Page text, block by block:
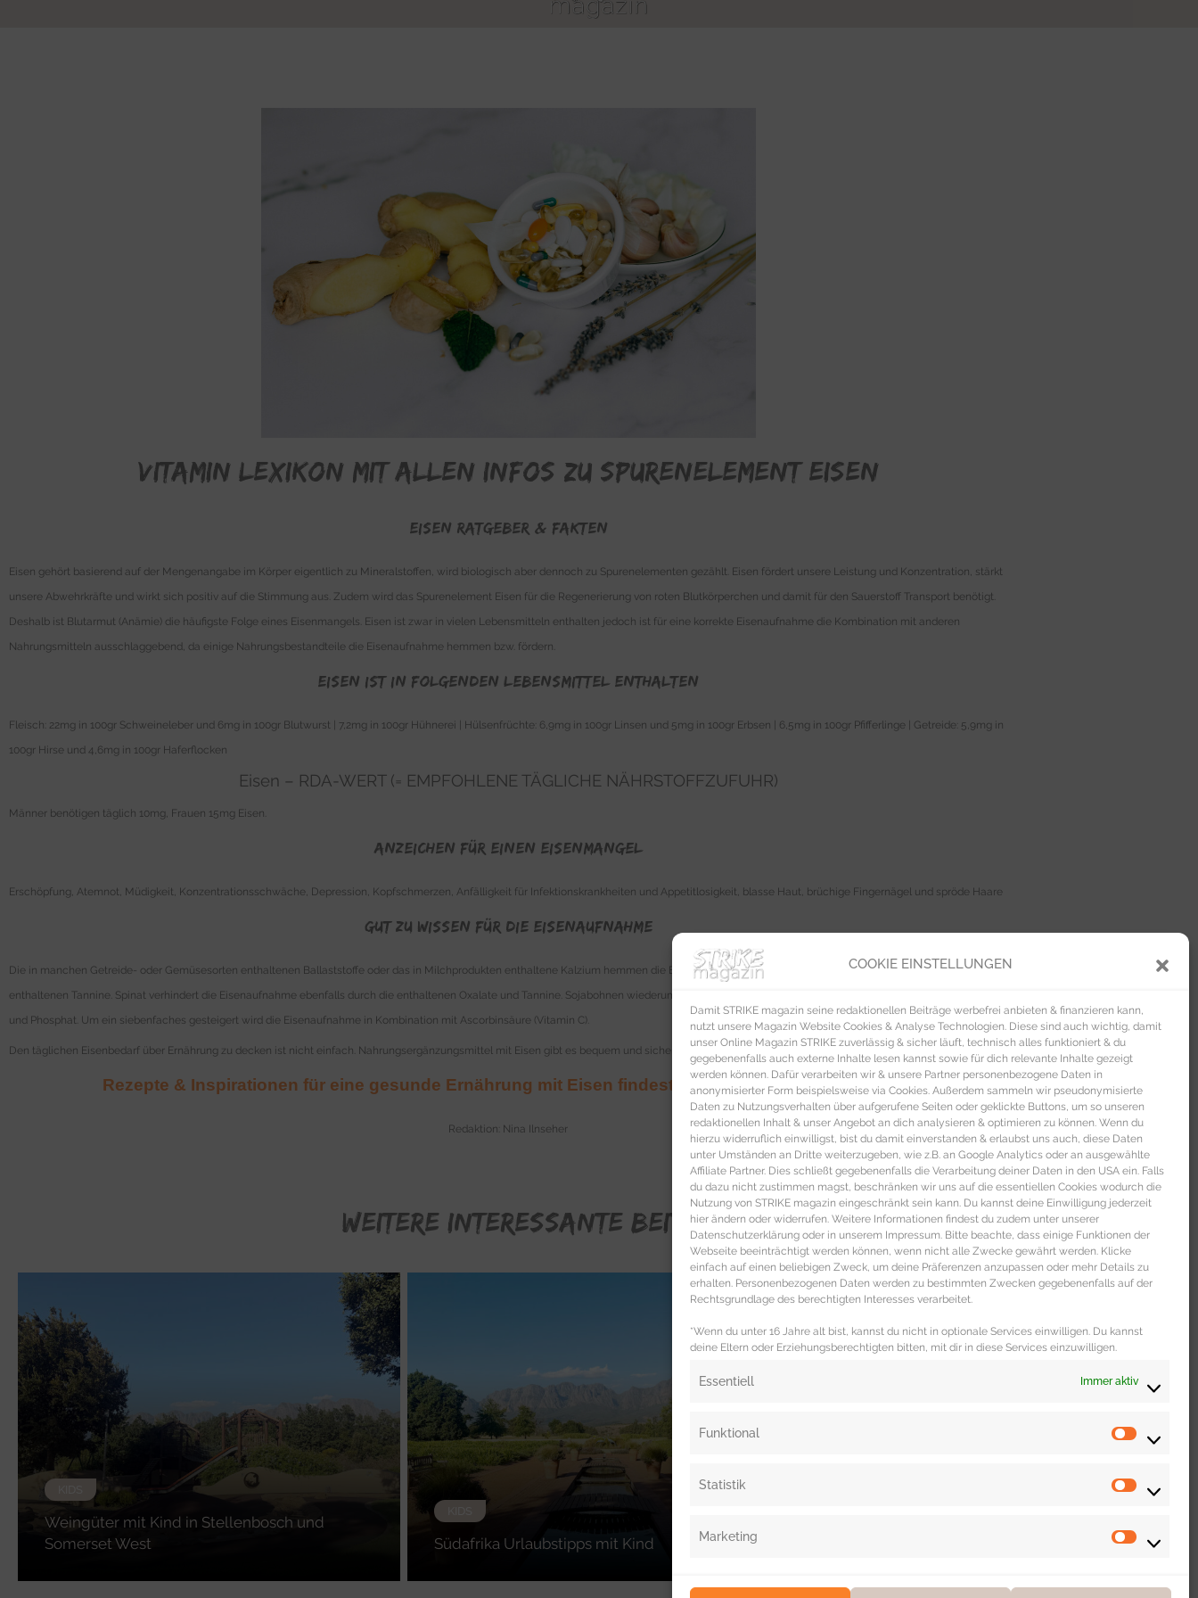
COOKIE EINSTELLUNGEN
Damit STRIKE magazin seine redaktionellen Beiträge werbefrei anbieten & finanzieren kann,
nutzt unsere Magazin Website Cookies & Analyse Technologien. Diese sind auch wichtig, damit
unser Online Magazin STRIKE zuverlässig & sicher läuft, technisch alles funktioniert & du
gegebenenfalls auch externe Inhalte lesen kannst sowie für dich relevante Inhalte gezeigt
werden können. Dafür verarbeiten wir & unsere Partner personenbezogene Daten in
anonymisierter Form beispielsweise via Cookies. Außerdem sammeln wir pseudonymisierte
Daten zu Nutzungsverhalten über aufgerufene Seiten oder geklickte Buttons, um so unseren
redaktionellen Inhalt & unser Angebot an dich analysieren & optimieren zu können. Wenn du
hierzu widerruflich einwilligst, bist du damit einverstanden & erlaubst uns auch, diese Daten
unter Umständen an Dritte weiterzugeben, wie z.B. an Google Analytics oder an ausgewählte
Affiliate Partner. Dies schließt gegebenenfalls die Verarbeitung deiner Daten in den USA ein. Falls
du dazu nicht zustimmen magst, beschränken wir uns auf die essentiellen Cookies wodurch die
Nutzung von STRIKE magazin eingeschränkt sein kann. Du kannst deine Einwilligung jederzeit
hier ändern oder widerrufen. Weitere Informationen findest du zudem unter unserer
Datenschutzerklärung oder in unserem Impressum. Bitte beachte, dass einige Funktionen der
Webseite beeinträchtigt werden können, wenn nicht alle Zwecke gewährt werden. Klicke
einfach auf einen beliebigen Zweck, um deine Präferenzen anzupassen oder mehr Details zu
erhalten. Personenbezogenen Daten werden zu bestimmten Zwecken gegebenenfalls auf der
Rechtsgrundlage des berechtigten Interesses verarbeitet.
*Wenn du unter 16 Jahre alt bist, kannst du nicht in optionale Services einwilligen. Du kannst
deine Eltern oder Erziehungsberechtigten bitten, mit dir in diese Services einzuwilligen.
Essentiell Immer aktiv
Funktional
Statistik
Marketing
Vitamin Lexikon mit allen Infos zu Spurenelement Eisen
Eisen Ratgeber & FAKTEN
Eisen gehört basierend auf der Mengenangabe im Körper eigentlich zu Mineralstoffen, wird biologisch aber dennoch zu Spurenelementen gezählt. Eisen fördert unsere Leistung und Konzentration, stärkt
unsere Abwehrkräfte und wirkt sich positiv auf die Stimmung aus. Zudem wird das Spurenelement Eisen für die Regenerierung von roten Blutkörperchen und damit für den Sauerstoff Transport benötigt.
Deshalb ist Blutarmut (Anämie) die häufigste Folge eines Eisenmangels. Eisen ist zwar in vielen Lebensmitteln enthalten jedoch ist für eine korrekte Eisenaufnahme die Kombination mit anderen
Nahrungsmitteln ausschlaggebend, da einige Nahrungsbestandteile die Eisenaufnahme hemmen bzw. fördern.
Eisen ist in folgenden Lebensmittel enthalten
Fleisch: 22mg in 100gr Schweineleber und 6mg in 100gr Blutwurst | 7,2mg in 100gr Hühnerei | Hülsenfrüchte: 6,9mg in 100gr Linsen und 5mg in 100gr Erbsen | 6,5mg in 100gr Pfifferlinge | Getreide: 5,9mg in
100gr Hirse und 4,6mg in 100gr Haferflocken
Eisen – RDA-WERT (= EMPFOHLENE TÄGLICHE NÄHRSTOFFZUFUHR)
Männer benötigen täglich 10mg, Frauen 15mg Eisen.
Anzeichen für einen Eisenmangel
Erschöpfung, Atemnot, Müdigkeit, Konzentrationsschwäche, Depression, Kopfschmerzen, Anfälligkeit für Infektionskrankheiten und Appetitlosigkeit, blasse Haut, brüchige Fingernägel und spröde Haare
Gut zu wissen für die Eisenaufnahme
Die in manchen Getreide- oder Gemüsesorten enthaltenen Ballaststoffe oder das in Milchprodukten enthaltene Kalzium hemmen die Eisenaufnahme ebenso wie Oxalate und die in Kaffee oder Tee
enthaltenen Tannine. Spinat verhindert die Eisenaufnahme ebenfalls durch die enthaltenen Oxalate und Tannine. Sojabohnen wiederum vermindern die Eisenverwertung durch die enthaltenen Phytate
und Phosphat. Um ein siebenfaches gesteigert wird die Eisenaufnahme in Kombination mit Ascorbinsäure (Vitamin C).
Den täglichen Eisenbedarf über Ernährung zu decken ist nicht einfach. Nahrungsergänzungsmittel mit Eisen gibt es bequem und sicher hier via Klick auf der Online Apotheke DocMorris zu bestellen.
Rezepte & Inspirationen für eine gesunde Ernährung mit Eisen findest Du hier auf STRIKE magazin.
Redaktion: Nina Ilnseher
WEITERE INTERESSANTE BEITRÄGE FÜR DICH
Weingüter mit Kind in Stellenbosch und
Somerset West
Südafrika Urlaubstipps mit Kind